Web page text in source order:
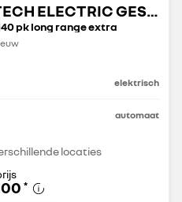
NIEUWE MASTER E-TECH ELECTRIC GESLOTEN TRANSPORT
pk long range extra
elektrisch
automaat
locaties
*